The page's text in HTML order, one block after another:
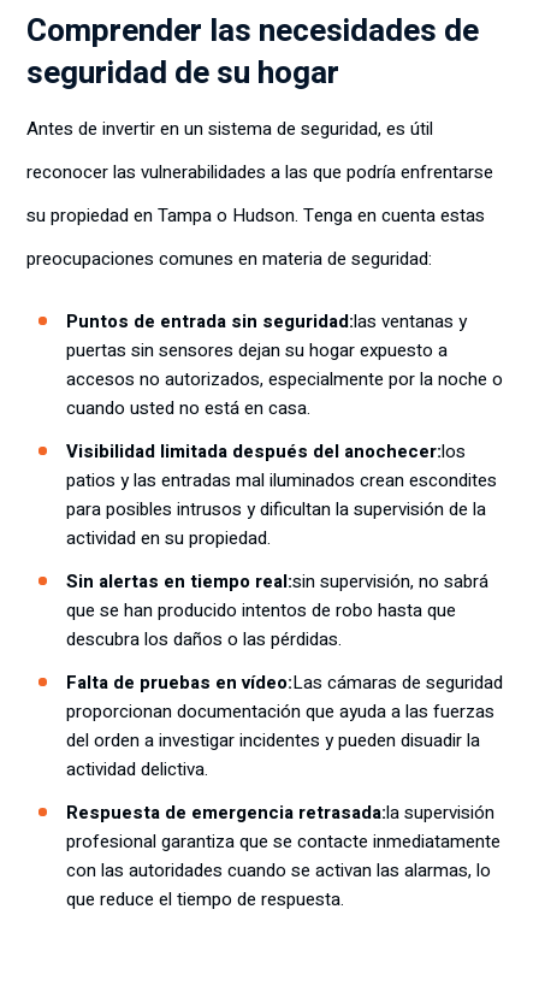
Comprender las necesidades de
seguridad de su hogar
Antes de invertir en un sistema de seguridad, es útil
reconocer las vulnerabilidades a las que podría enfrentarse
su propiedad en Tampa o Hudson. Tenga en cuenta estas
preocupaciones comunes en materia de seguridad:
Puntos de entrada sin seguridad:las ventanas y
puertas sin sensores dejan su hogar expuesto a
accesos no autorizados, especialmente por la noche o
cuando usted no está en casa.
Visibilidad limitada después del anochecer:los
patios y las entradas mal iluminados crean escondites
para posibles intrusos y dificultan la supervisión de la
actividad en su propiedad.
Sin alertas en tiempo real:sin supervisión, no sabrá
que se han producido intentos de robo hasta que
descubra los daños o las pérdidas.
Falta de pruebas en vídeo:Las cámaras de seguridad
proporcionan documentación que ayuda a las fuerzas
del orden a investigar incidentes y pueden disuadir la
actividad delictiva.
Respuesta de emergencia retrasada:la supervisión
profesional garantiza que se contacte inmediatamente
con las autoridades cuando se activan las alarmas, lo
que reduce el tiempo de respuesta.